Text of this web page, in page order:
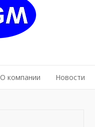
О компании Новости